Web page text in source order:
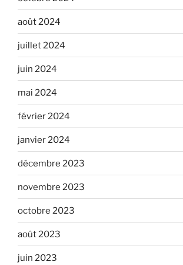
août 2024
juillet 2024
juin 2024
mai 2024
février 2024
janvier 2024
décembre 2023
novembre 2023
octobre 2023
août 2023
juin 2023